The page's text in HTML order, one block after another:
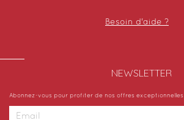
Besoin d'aide ?
NEWSLETTER​
Abonnez-vous pour profiter de nos offres exceptionnelles